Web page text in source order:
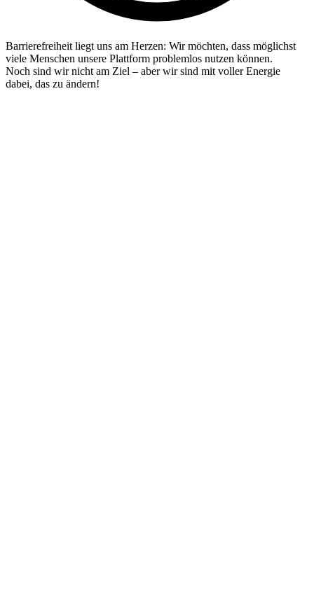
Barrierefreiheit liegt uns am Herzen: Wir möchten, dass möglichst
viele Menschen unsere Plattform problemlos nutzen können.
Noch sind wir nicht am Ziel – aber wir sind mit voller Energie
dabei, das zu ändern!